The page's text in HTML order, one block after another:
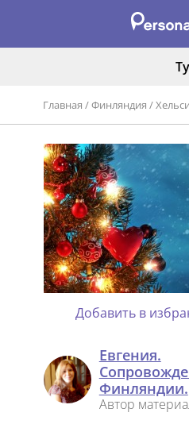
Главная /Финляндия /
Добавить в
Евгения.
Финляндии.
Автор